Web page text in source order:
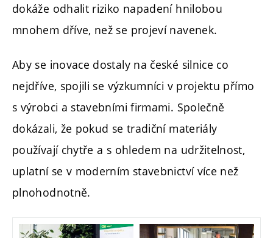
dokáže odhalit riziko napadení hnilobou
mnohem dříve, než se projeví navenek.
Aby se inovace dostaly na české silnice co
nejdříve, spojili se výzkumníci v projektu přímo
s výrobci a stavebními firmami. Společně
dokázali, že pokud se tradiční materiály
používají chytře a s ohledem na udržitelnost,
uplatní se v moderním stavebnictví více než
plnohodnotně.